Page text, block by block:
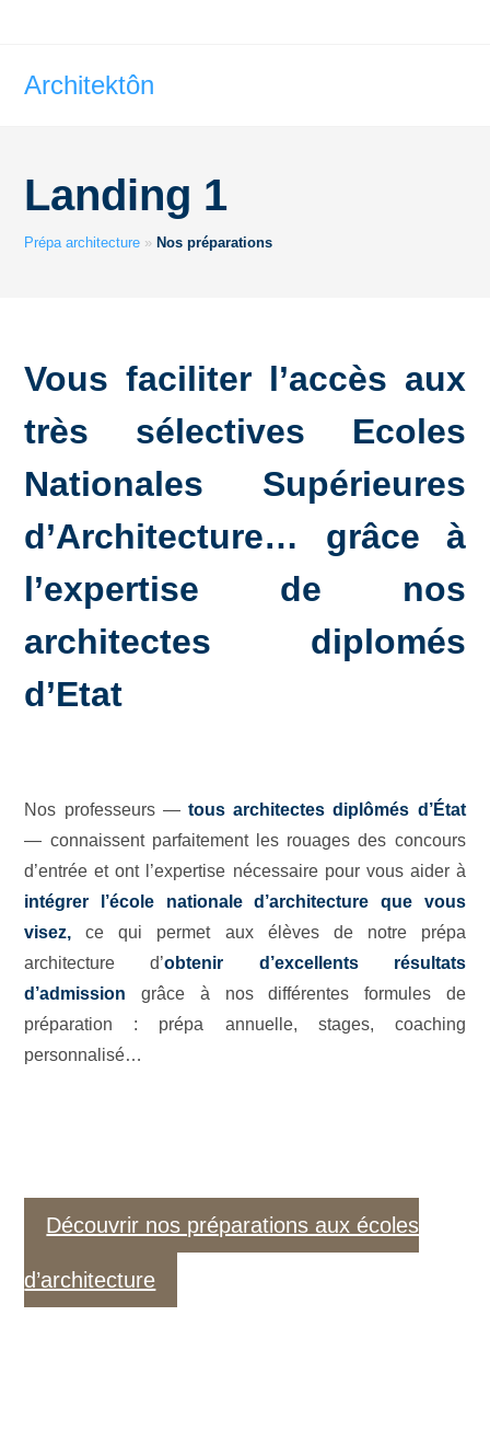
Architektôn
Landing 1
Prépa architecture » Nos préparations
Vous faciliter l’accès aux
très sélectives Ecoles
Nationales Supérieures
d’Architecture… grâce à
l’expertise de nos
architectes diplomés
d’Etat
Nos professeurs — tous architectes diplômés d’État
— connaissent parfaitement les rouages des concours
d’entrée et ont l’expertise nécessaire pour vous aider à
intégrer l’école nationale d’architecture que vous
visez,ce qui permet aux élèves de notre prépa
architecture d’obtenir d’excellents résultats
d’admissiongrâce à nos différentes formules de
préparation : prépa annuelle, stages, coaching
personnalisé…
Découvrir nos préparations aux écoles
d’architecture